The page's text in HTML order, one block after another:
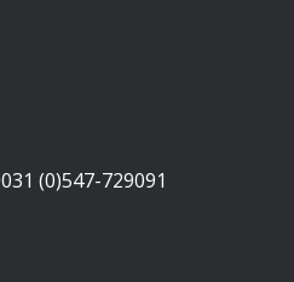
(0)547-729091